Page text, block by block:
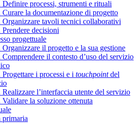
Definire processi, strumenti e rituali
Curare la documentazione di progetto
Organizzare tavoli tecnici collaborativi
Prendere decisioni
progettuale
Organizzare il progetto e la sua gestione
Comprendere il contesto d’uso del servizio
Progettare i processi e i touchpointdel
Realizzare l’interfaccia utente del servizio
Validare la soluzione ottenuta
primaria